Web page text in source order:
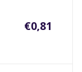
€0,81